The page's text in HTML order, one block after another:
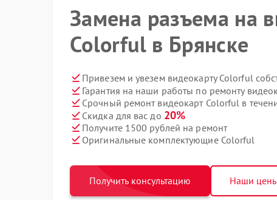
Замена разъема на
Colorful в Брянске
Привезем и увезем видеокарту Colorful
Гарантия на наши работы по ремонту
Срочный ремонт видеокарт Colorful в
Скидка для вас до 20%
Получите 1500 рублей на ремонт
Оригинальные комплектующие Colorful
Получить консультацию Наши